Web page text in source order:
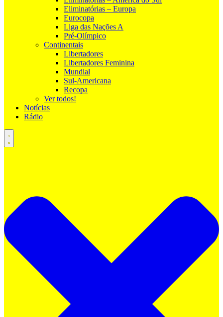
Eliminatórias – Europa
Eurocopa
Liga das Nações A
Pré-Olímpico
Continentais
Libertadores
Libertadores Feminina
Mundial
Sul-Americana
Recopa
Ver todos!
Notícias
Rádio